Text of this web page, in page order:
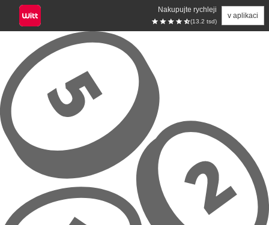
Nakupujte rychleji
(13.2 tsd)
v aplikaci
Přeskočit na hlavní obsah